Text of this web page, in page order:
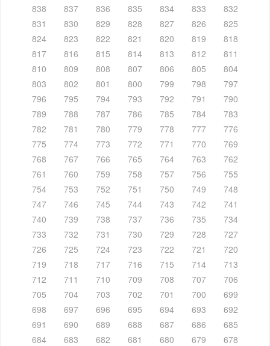
838
837 836 835 834 833
832
831
830 829 828 827 826
825
824
823 822 821 820 819
818
817
816 815 814 813 812
811
810
809 808 807 806 805
804
803
802 801 800 799 798
797
796
795 794 793 792 791
790
789
788 787 786 785 784
783
782
781 780 779 778 777
776
775
774 773 772 771 770
769
768
767 766 765 764 763
762
761
760 759 758 757 756
755
754
753 752 751 750 749
748
747
746 745 744 743 742
741
740
739 738 737 736 735
734
733
732 731 730 729 728
727
726
725 724 723 722 721
720
719
718 717 716 715 714
713
712
711 710 709 708 707
706
705
704 703 702 701 700
699
698
697 696 695 694 693
692
691
690 689 688 687 686
685
684
683 682 681 680 679 678